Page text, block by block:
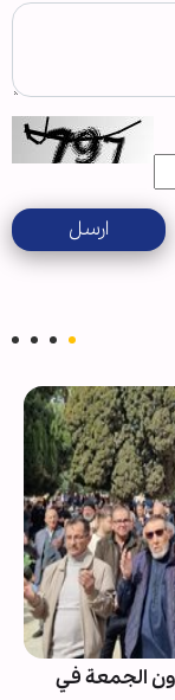
ارسل
ألف مصلٍ يؤدون الجمعة في